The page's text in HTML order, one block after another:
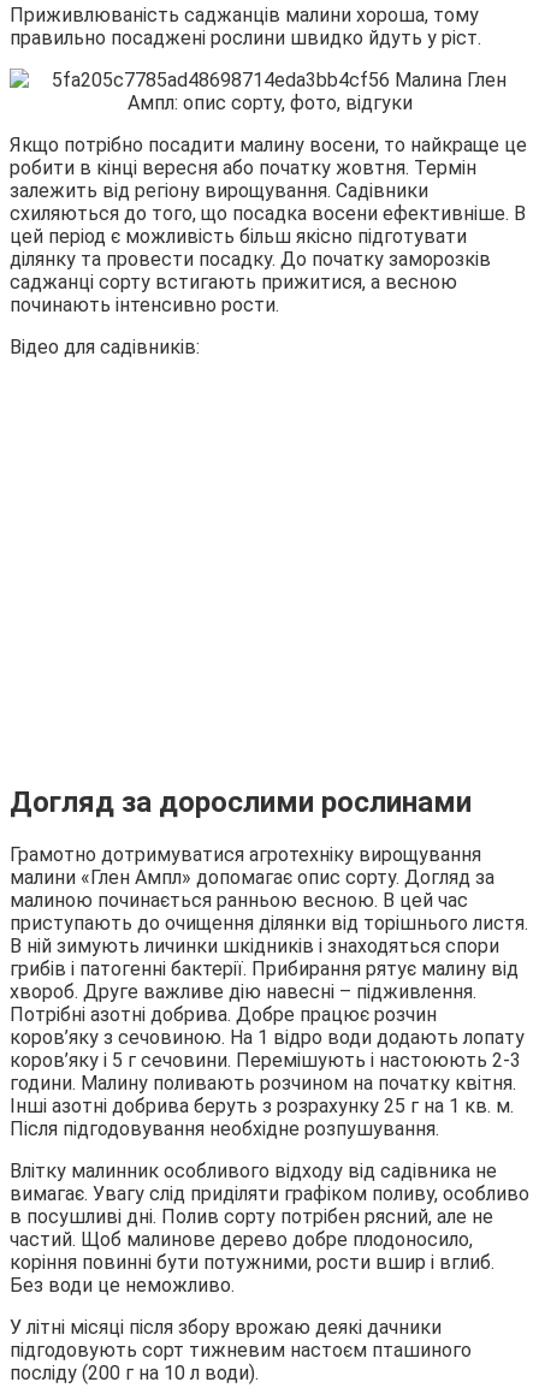
Приживлюваність саджанців малини хороша, тому
правильно посаджені рослини швидко йдуть у ріст.
Якщо потрібно посадити малину восени, то найкраще це
робити в кінці вересня або початку жовтня. Термін
залежить від регіону вирощування. Садівники
схиляються до того, що посадка восени ефективніше. В
цей період є можливість більш якісно підготувати
ділянку та провести посадку. До початку заморозків
саджанці сорту встигають прижитися, а весною
починають інтенсивно рости.
Відео для садівників:
Догляд за дорослими рослинами
Грамотно дотримуватися агротехніку вирощування
малини «Глен Ампл» допомагає опис сорту. Догляд за
малиною починається ранньою весною. В цей час
приступають до очищення ділянки від торішнього листя.
В ній зимують личинки шкідників і знаходяться спори
грибів і патогенні бактерії. Прибирання рятує малину від
хвороб. Друге важливе дію навесні – підживлення.
Потрібні азотні добрива. Добре працює розчин
коров’яку з сечовиною. На 1 відро води додають лопату
коров’яку і 5 г сечовини. Перемішують і настоюють 2-3
години. Малину поливають розчином на початку квітня.
Інші азотні добрива беруть з розрахунку 25 г на 1 кв. м.
Після підгодовування необхідне розпушування.
Влітку малинник особливого відходу від садівника не
вимагає. Увагу слід приділяти графіком поливу, особливо
в посушливі дні. Полив сорту потрібен рясний, але не
частий. Щоб малинове дерево добре плодоносило,
коріння повинні бути потужними, рости вшир і вглиб.
Без води це неможливо.
У літні місяці після збору врожаю деякі дачники
підгодовують сорт тижневим настоєм пташиного
посліду (200 г на 10 л води).